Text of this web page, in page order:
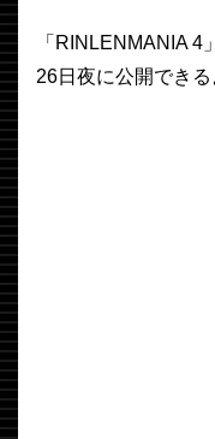
「RINLENMANIA 4
26日夜に公開でき